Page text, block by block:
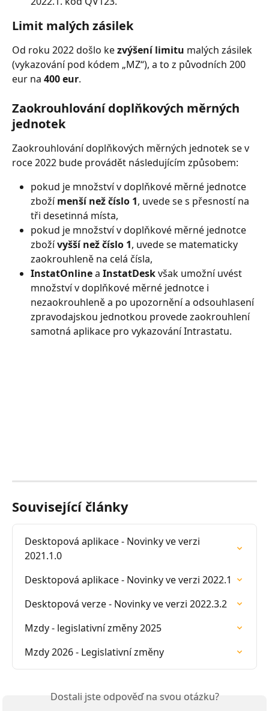
Limit malých zásilek
Od roku 2022 došlo ke zvýšení limitu malých zásilek
(vykazování pod kódem „MZ“), a to z původních 200
eur na 400 eur.
Zaokrouhlování doplňkových měrných
jednotek
Zaokrouhlování doplňkových měrných jednotek se v
roce 2022 bude provádět následujícím způsobem:
pokud je množství v doplňkové měrné jednotce
zboží menší než číslo 1, uvede se s přesností na
tři desetinná místa,
pokud je množství v doplňkové měrné jednotce
zboží vyšší než číslo 1, uvede se matematicky
zaokrouhleně na celá čísla,
InstatOnline a InstatDesk však umožní uvést
množství v doplňkové měrné jednotce i
nezaokrouhleně a po upozornění a odsouhlasení
zpravodajskou jednotkou provede zaokrouhlení
samotná aplikace pro vykazování Intrastatu.
Související články
Desktopová aplikace - Novinky ve verzi
2021.1.0
Desktopová aplikace - Novinky ve verzi 2022.1
Desktopová verze - Novinky ve verzi 2022.3.2
Mzdy - legislativní změny 2025
Mzdy 2026 - Legislativní změny
Dostali jste odpověď na svou otázku?